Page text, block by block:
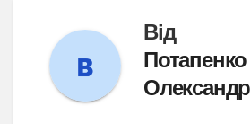
Від
Потапенко
Олександр